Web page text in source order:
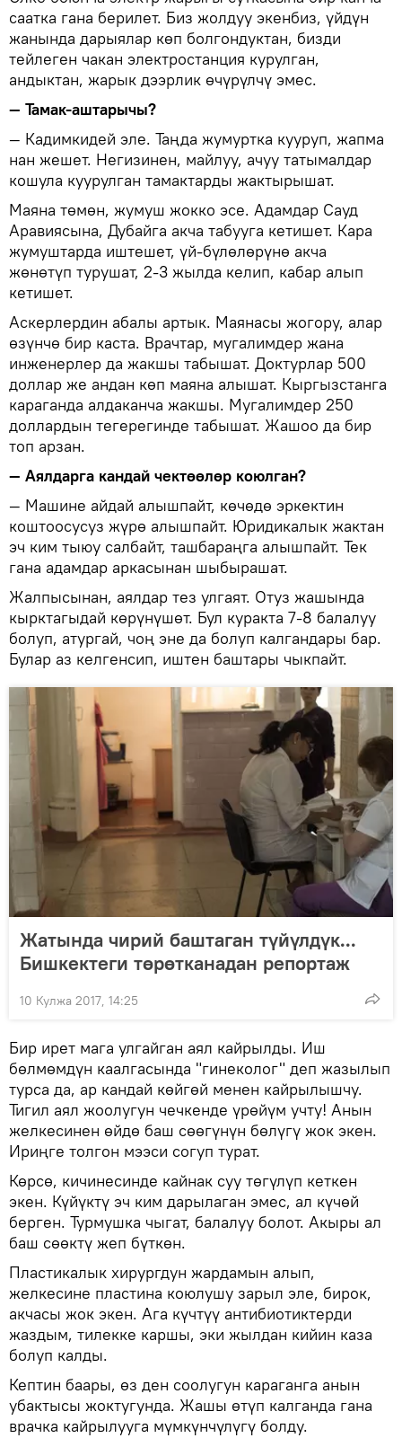
саатка гана берилет. Биз жолдуу экенбиз, үйдүн
жанында дарыялар көп болгондуктан, бизди
тейлеген чакан электростанция курулган,
андыктан, жарык дээрлик өчүрүлчү эмес.
— Тамак-аштарычы?
— Кадимкидей эле. Таңда жумуртка кууруп, жапма
нан жешет. Негизинен, майлуу, ачуу татымалдар
кошула куурулган тамактарды жактырышат.
Маяна төмөн, жумуш жокко эсе. Адамдар Сауд
Аравиясына, Дубайга акча табууга кетишет. Кара
жумуштарда иштешет, үй-бүлөлөрүнө акча
жөнөтүп турушат, 2-3 жылда келип, кабар алып
кетишет.
Аскерлердин абалы артык. Маянасы жогору, алар
өзүнчө бир каста. Врачтар, мугалимдер жана
инженерлер да жакшы табышат. Доктурлар 500
доллар же андан көп маяна алышат. Кыргызстанга
караганда алдаканча жакшы. Мугалимдер 250
доллардын тегерегинде табышат. Жашоо да бир
топ арзан.
— Аялдарга кандай чектөөлөр коюлган?
— Машине айдай алышпайт, көчөдө эркектин
коштоосусуз жүрө алышпайт. Юридикалык жактан
эч ким тыюу салбайт, ташбараңга алышпайт. Тек
гана адамдар аркасынан шыбырашат.
Жалпысынан, аялдар тез улгаят. Отуз жашында
кырктагыдай көрүнүшөт. Бул куракта 7-8 балалуу
болуп, атургай, чоң эне да болуп калгандары бар.
Булар аз келгенсип, иштен баштары чыкпайт.
Жатында чирий баштаган түйүлдүк...
Бишкектеги төрөтканадан репортаж
10 Кулжа 2017, 14:25
Бир ирет мага улгайган аял кайрылды. Иш
бөлмөмдүн каалгасында "гинеколог" деп жазылып
турса да, ар кандай көйгөй менен кайрылышчу.
Тигил аял жоолугун чечкенде үрөйүм учту! Анын
желкесинен өйдө баш сөөгүнүн бөлүгү жок экен.
Ириңге толгон мээси согуп турат.
Көрсө, кичинесинде кайнак суу төгүлүп кеткен
экен. Күйүктү эч ким дарылаган эмес, ал күчөй
берген. Турмушка чыгат, балалуу болот. Акыры ал
баш сөөктү жеп бүткөн.
Пластикалык хирургдун жардамын алып,
желкесине пластина коюлушу зарыл эле, бирок,
акчасы жок экен. Ага күчтүү антибиотиктерди
жаздым, тилекке каршы, эки жылдан кийин каза
болуп калды.
Кептин баары, өз ден соолугун караганга анын
убактысы жоктугунда. Жашы өтүп калганда гана
врачка кайрылууга мүмкүнчүлүгү болду.